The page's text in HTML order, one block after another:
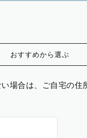
おすすめから選ぶ
場合は、ご自宅の住